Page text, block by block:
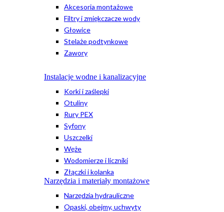
Akcesoria montażowe
Filtry i zmiękczacze wody
Głowice
Stelaże podtynkowe
Zawory
Instalacje wodne i kanalizacyjne
Korki i zaślepki
Otuliny
Rury PEX
Syfony
Uszczelki
Węże
Wodomierze i liczniki
Złączki i kolanka
Narzędzia i materiały montażowe
Narzędzia hydrauliczne
Opaski, obejmy, uchwyty